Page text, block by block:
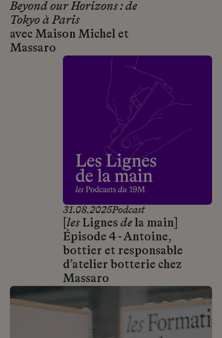
Beyond our Horizons : de
Tokyo à Paris
avec Maison Michel et
Massaro
31.08.2025Podcast
les Lignes de la main]
Épisode 4 - Antoine,
bottier et responsable
d’atelier botterie chez
Massaro